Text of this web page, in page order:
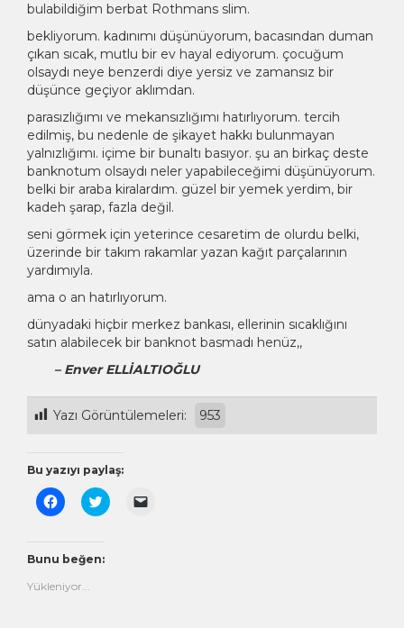
bulabildiğim berbat Rothmans slim.
bekliyorum. kadınımı düşünüyorum, bacasından duman
çıkan sıcak, mutlu bir ev hayal ediyorum. çocuğum
olsaydı neye benzerdi diye yersiz ve zamansız bir
düşünce geçiyor aklımdan.
parasızlığımı ve mekansızlığımı hatırlıyorum. tercih
edilmiş, bu nedenle de şikayet hakkı bulunmayan
yalnızlığımı. içime bir bunaltı basıyor. şu an birkaç deste
banknotum olsaydı neler yapabileceğimi düşünüyorum.
belki bir araba kiralardım. güzel bir yemek yerdim, bir
kadeh şarap, fazla değil.
seni görmek için yeterince cesaretim de olurdu belki,
üzerinde bir takım rakamlar yazan kağıt parçalarının
yardımıyla.
ama o an hatırlıyorum.
dünyadaki hiçbir merkez bankası, ellerinin sıcaklığını
satın alabilecek bir banknot basmadı henüz,,
– Enver ELLİALTIOĞLU
Yazı Görüntülemeleri: 953
Bu yazıyı paylaş:
Facebook'ta
paylaşmak
pencerede
açılır)
Twitter
üzerinde
(Yeni
Bunu beğen:
Yükleniyor...